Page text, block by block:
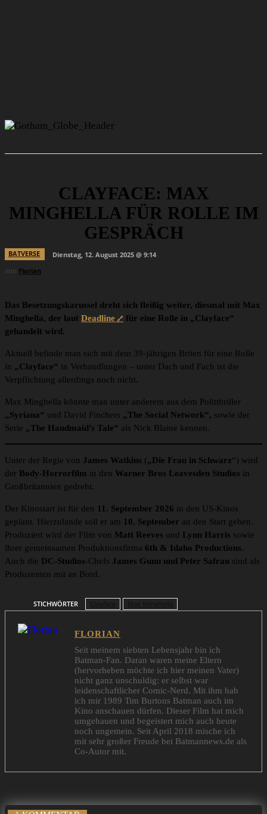
CLAYFACE: MAX
MINGHELLA FÜR ROLLE IM
GESPRÄCH
BATVERSE
Dienstag, 12. August 2025 @ 9:14
von Florian
Das Besetzungskarussel dreht sich fleißig weiter, diesmal mit Max
Minghella, der laut Deadline
für eine Rolle in „Clayface“
gehandelt wird.
Aktuell befinde man sich mit dem 39-jährigen Briten für eine Rolle
in „Clayface“ in Verhandlungen – unter Dach und Fach ist die
Verpflichtung allerdings noch nicht.
Max Minghella könnte man unter anderem aus dem Politthriller
„Syriana“ und David Finchers „The Social Network“, sowie der
Serie „The Handmaid’s Tale“ als Nick Blaine kennen.
Unter der Regie von James Watkins („Die Frau in Schwarz“) wird
der Body-Horrorfilm in den Warner Bros Leavesden Studios in
Großbritannien gedreht.
Der Kinostart ist für den 11. September 2026 in den US-Kinos
geplant. Hierzulande soll er am 10. September an den Start gehen.
Produziert wird der Film von Matt Reeves und Lynn Harris sowie
ihrer gemeinsamen Produktionsfirma 6th & Idaho Productions.
Auch die DC-Studios-Chefs James Gunn und Peter Safran sind als
Produzenten mit an Bord.
STICHWÖRTER
FLORIAN
Seit meinem siebten Lebensjahr bin ich
Batman-Fan. Daran waren meine Eltern
(hervorheben möchte ich hier meinen Vater)
nicht ganz unschuldig: er selbst war
leidenschaftlicher Comic-Nerd. Mit ihm hab
ich mir 1989 Tim Burtons Batman auch im
Kino anschauen dürfen. Dieser Film hat mich
umgehauen und begeistert mich auch heute
noch ungemein. Seit April 2018 mische ich
mit sehr großer Freude bei Batmannews.de als
Co-Autor mit.